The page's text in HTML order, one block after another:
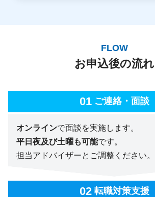
FLOW
お申込後の流れ
ご連絡・面談
オンラインで面談を実施します。
平日夜及び土曜も可能です。
担当アドバイザーとご調整ください。
転職対策支援